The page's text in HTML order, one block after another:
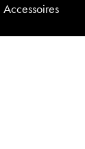
Accessoires